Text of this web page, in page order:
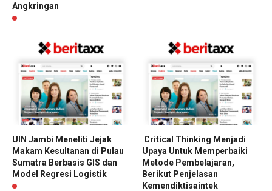
Angkringan
UIN Jambi Meneliti Jejak
Makam Kesultanan di Pulau
Sumatra Berbasis GIS dan
Model Regresi Logistik
Critical Thinking Menjadi
Upaya Untuk Memperbaiki
Metode Pembelajaran,
Berikut Penjelasan
Kemendiktisaintek